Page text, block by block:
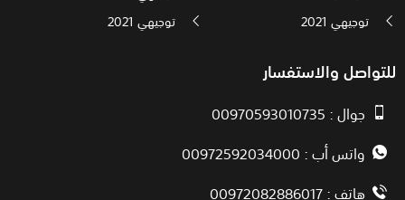
توجيهي 2021
توجيهي 2021
للتواصل والاستفسار
جوال : 00970593010735
واتس أب : 00972592034000
هاتف : 00972082886017